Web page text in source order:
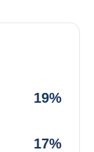
19%
17%